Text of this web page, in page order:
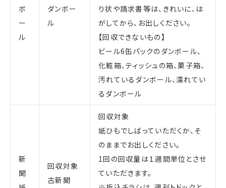
ボ
ー
ル
ダンボー
ル
り状や請求書等は、きれいに、は
がしてから、お出しください。
【回収できないもの】
ビール6缶パックのダンボール、
化粧箱、ティッシュの箱、菓子箱、
汚れているダンボール、濡れてい
るダンボール
新
聞
回収対象
古新聞
回収対象
紙ひもでしばっていただくか、そ
のままでお出しください。
1回の回収量は１週間単位とさせ
ていただきます。